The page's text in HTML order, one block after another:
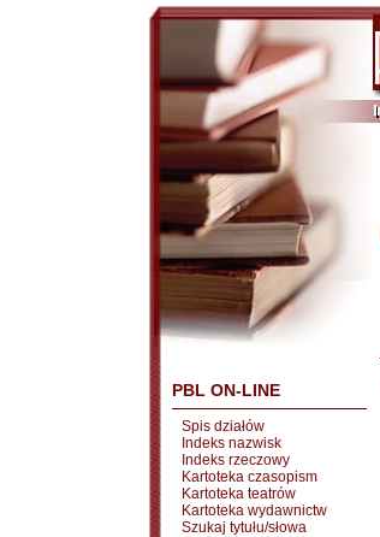
PBL ON-LINE
Spis działów
Indeks nazwisk
Indeks rzeczowy
Kartoteka czasopism
Kartoteka teatrów
Kartoteka wydawnictw
Szukaj tytułu/słowa